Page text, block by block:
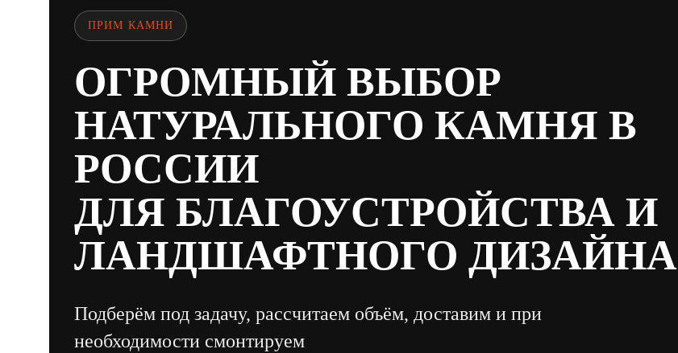
ПРИМ КАМНИ
ОГРОМНЫЙ ВЫБОР
НАТУРАЛЬНОГО КАМНЯ В
РОССИИ
ДЛЯ БЛАГОУСТРОЙСТВА И
ЛАНДШАФТНОГО ДИЗАЙНА
Подберём под задачу, рассчитаем объём, доставим и при
необходимости смонтируем